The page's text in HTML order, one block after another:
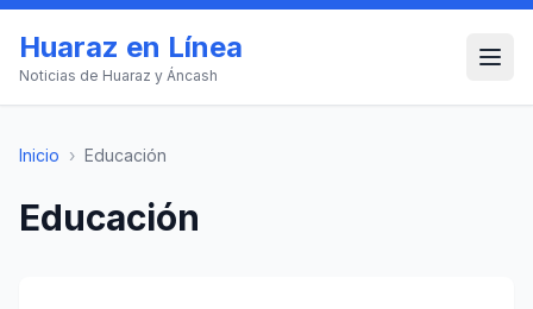
Huaraz en Línea
Noticias de Huaraz y Áncash
Inicio › Educación
Educación